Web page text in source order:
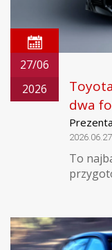
27/06
2026
dwa
2026.06.27
To